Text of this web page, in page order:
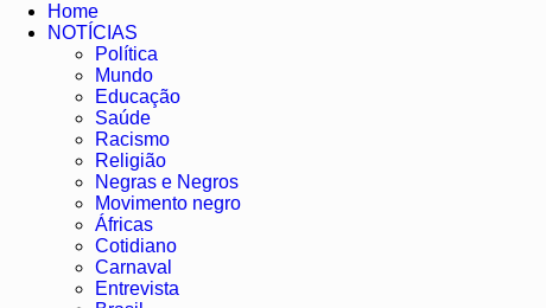
Home
NOTÍCIAS
Política
Mundo
Educação
Saúde
Racismo
Religião
Negras e Negros
Movimento negro
Áfricas
Cotidiano
Carnaval
Entrevista